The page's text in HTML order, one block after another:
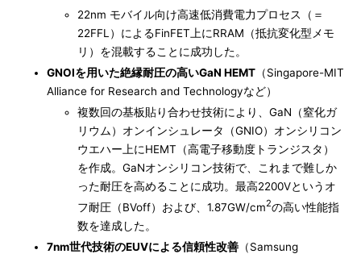
22nm モバイル向け高速低消費電力プロセス（＝
22FFL）によるFinFET上にRRAM（抵抗変化型メモ
リ）を混載することに成功した。
GNOIを用いた絶縁耐圧の高いGaN HEMT （Singapore-MIT
Alliance for Research and Technologyなど）
複数回の基板貼り合わせ技術により、GaN（窒化ガ
リウム）オンインシュレータ（GNIO）オンシリコン
ウエハー上にHEMT（高電子移動度トランジスタ）
を作成。GaNオンシリコン技術で、これまで難しか
った耐圧を高めることに成功。最高2200Vというオ
フ耐圧（BVoff）および、1.87GW/cm2の高い性能指
数を達成した。
7nm世代技術のEUVによる信頼性改善 （Samsung